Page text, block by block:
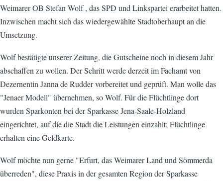
Weimarer OB Stefan Wolf , das SPD und Linkspartei erarbeitet hatten.
Inzwischen macht sich das wiedergewählte Stadtoberhaupt an die
Umsetzung.
Wolf bestätigte unserer Zeitung, die Gutscheine noch in diesem Jahr
abschaffen zu wollen. Der Schritt werde derzeit im Fachamt von
Dezernentin Janna de Rudder vorbereitet und geprüft. Man wolle das
"Jenaer Modell" übernehmen, so Wolf. Für die Flüchtlinge dort
wurden Sparkonten bei der Sparkasse Jena-Saale-Holzland
eingerichtet, auf die die Stadt die Leistungen einzahlt; Flüchtlinge
erhalten eine Geldkarte.
Wolf möchte nun gerne "Erfurt, das Weimarer Land und Sömmerda
überreden", diese Praxis in der gesamten Region der Sparkasse